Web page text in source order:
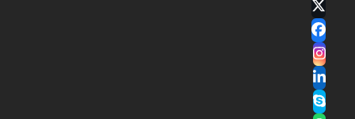
Twitter
(deprecated)
Facebook
Instagram
LinkedIn
Skype